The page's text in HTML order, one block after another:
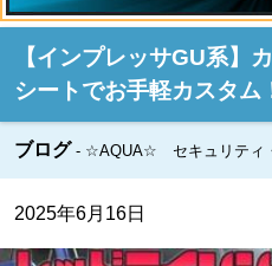
【インプレッサGU系】
シートでお手軽カスタム
ブログ ☆AQUA☆ セキュリティ
2025年6月16日